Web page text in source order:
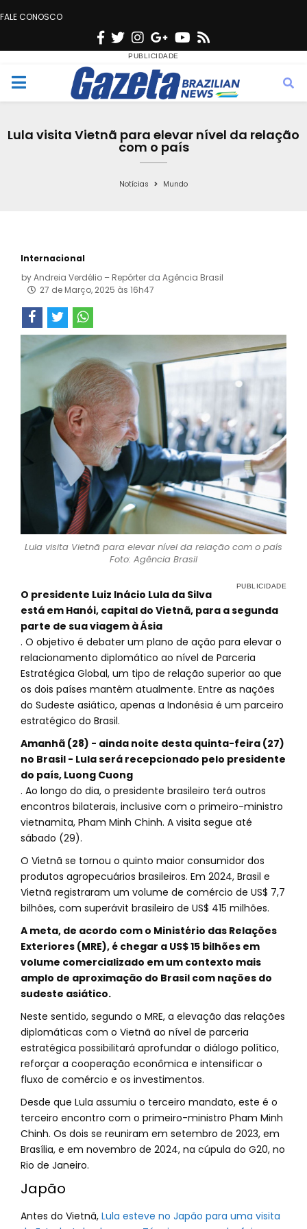
FALE CONOSCO
F
c
e
o
T
w
i
t
e
n
s
t
g
r
a
G
o
o
g
e
Y
u
t
b
s
M
Lula visita Vietnã para elevar nível da relação
com o país
Notícias Mundo
Internacional
byAndreia Verdélio – Repórter da Agência Brasil
27 de Março, 2025 às 16h47
Lula visita Vietnã para elevar nível da relação com o país
Foto: Agência Brasil
O presidente Luiz Inácio Lula da Silva
está em Hanói, capital do Vietnã, para a segunda
parte de sua viagem à Ásia
. O objetivo é debater um plano de ação para elevar o
relacionamento diplomático ao nível de Parceria
Estratégica Global, um tipo de relação superior ao que
os dois países mantêm atualmente. Entre as nações
do Sudeste asiático, apenas a Indonésia é um parceiro
estratégico do Brasil.
Amanhã (28) - ainda noite desta quinta-feira (27)
no Brasil - Lula será recepcionado pelo presidente
do país, Luong Cuong
. Ao longo do dia, o presidente brasileiro terá outros
encontros bilaterais, inclusive com o primeiro-ministro
vietnamita, Pham Minh Chinh. A visita segue até
sábado (29).
O Vietnã se tornou o quinto maior consumidor dos
produtos agropecuários brasileiros. Em 2024, Brasil e
Vietnã registraram um volume de comércio de US$ 7,7
bilhões, com superávit brasileiro de US$ 415 milhões.
A meta, de acordo com o Ministério das Relações
Exteriores (MRE), é chegar a US$ 15 bilhões em
volume comercializado em um contexto mais
amplo de aproximação do Brasil com nações do
sudeste asiático.
Neste sentido, segundo o MRE, a elevação das relações
diplomáticas com o Vietnã ao nível de parceria
estratégica possibilitará aprofundar o diálogo político,
reforçar a cooperação econômica e intensificar o
fluxo de comércio e os investimentos.
Desde que Lula assumiu o terceiro mandato, este é o
terceiro encontro com o primeiro-ministro Pham Minh
Chinh. Os dois se reuniram em setembro de 2023, em
Brasília, e em novembro de 2024, na cúpula do G20, no
Rio de Janeiro.
Japão
Antes do Vietnã, Lula esteve no Japão para uma visita